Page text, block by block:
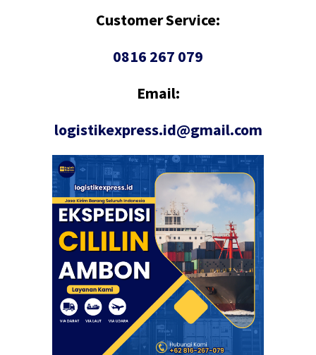
Customer Service:
0816 267 079
Email:
logistikexpress.id@gmail.com